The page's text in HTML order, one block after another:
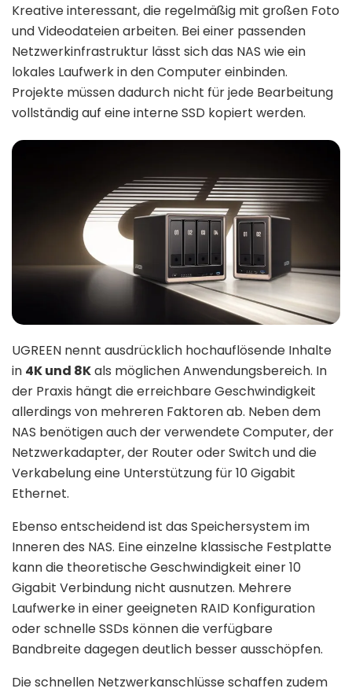
Kreative interessant, die regelmäßig mit großen Foto
und Videodateien arbeiten. Bei einer passenden
Netzwerkinfrastruktur lässt sich das NAS wie ein
lokales Laufwerk in den Computer einbinden.
Projekte müssen dadurch nicht für jede Bearbeitung
vollständig auf eine interne SSD kopiert werden.
UGREEN nennt ausdrücklich hochauflösende Inhalte
in 4K und 8Kals möglichen Anwendungsbereich. In
der Praxis hängt die erreichbare Geschwindigkeit
allerdings von mehreren Faktoren ab. Neben dem
NAS benötigen auch der verwendete Computer, der
Netzwerkadapter, der Router oder Switch und die
Verkabelung eine Unterstützung für 10 Gigabit
Ethernet.
Ebenso entscheidend ist das Speichersystem im
Inneren des NAS. Eine einzelne klassische Festplatte
kann die theoretische Geschwindigkeit einer 10
Gigabit Verbindung nicht ausnutzen. Mehrere
Laufwerke in einer geeigneten RAID Konfiguration
oder schnelle SSDs können die verfügbare
Bandbreite dagegen deutlich besser ausschöpfen.
Die schnellen Netzwerkanschlüsse schaffen zudem